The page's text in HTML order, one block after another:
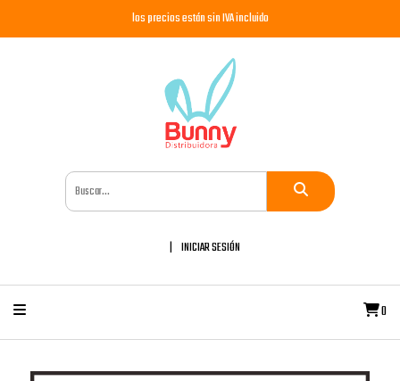
los precios están sin IVA incluido
INICIAR SESIÓN
0